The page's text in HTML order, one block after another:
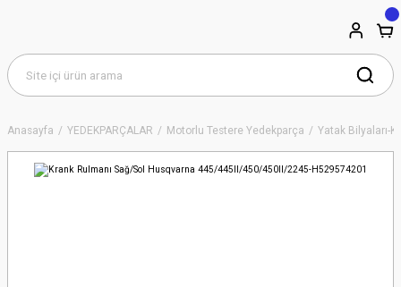
Anasayfa YEDEKPARÇALAR Motorlu Testere Yedekparça Yatak Bilyaları-